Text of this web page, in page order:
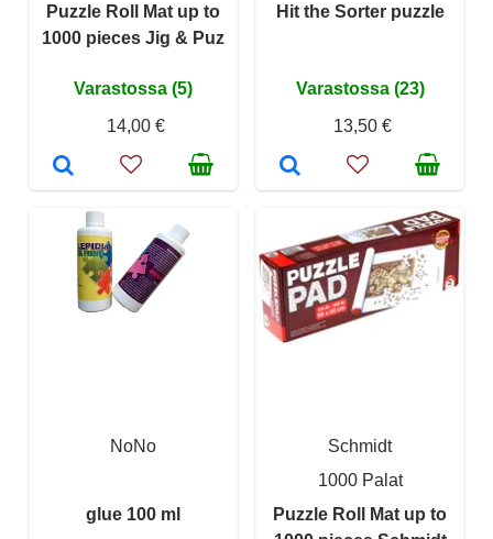
Puzzle Roll Mat up to
1000 pieces Jig & Puz
Varastossa (5)
14,00 €
Hit the Sorter puzzle
Varastossa (23)
13,50 €
NoNo
glue 100 ml
Schmidt
1000 Palat
Puzzle Roll Mat up to